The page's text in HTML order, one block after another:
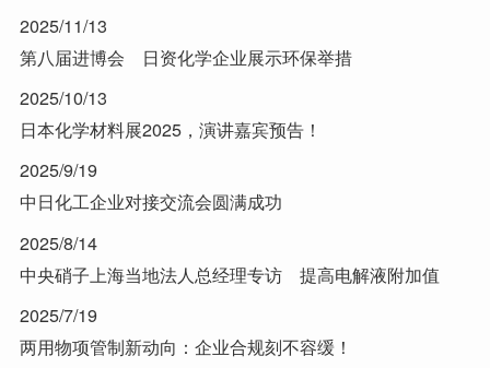
2025/11/13
第八届进博会 日资化学企业展示环保举措
2025/10/13
日本化学材料展2025，演讲嘉宾预告！
2025/9/19
中日化工企业对接交流会圆满成功
2025/8/14
中央硝子上海当地法人总经理专访 提高电解液附加值
2025/7/19
两用物项管制新动向：企业合规刻不容缓！